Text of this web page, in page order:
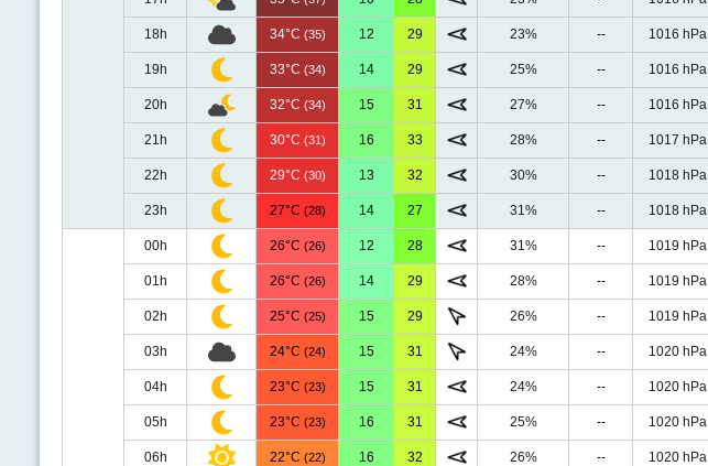
18h 34°C (35) 12 29 23% -- 1016 hPa
19h 33°C (34) 14 29 25% -- 1016 hPa
20h 32°C (34) 15 31 27% -- 1016 hPa
21h 30°C (31) 16 33 28% -- 1017 hPa
22h 29°C (30) 13 32 30% -- 1018 hPa
23h 27°C (28) 14 27 31% -- 1018 hPa
00h 26°C (26) 12 28 31% -- 1019 hPa
01h 26°C (26) 14 29 28% -- 1019 hPa
02h 25°C (25) 15 29 26% -- 1019 hPa
03h 24°C (24) 15 31 24% -- 1020 hPa
04h 23°C (23) 15 31 24% -- 1020 hPa
05h 23°C (23) 16 31 25% -- 1020 hPa
06h 22°C (22) 16 32 26% -- 1020 hPa